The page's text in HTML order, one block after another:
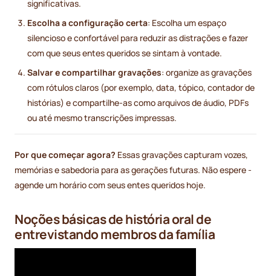
significativas.
Escolha a configuração certa: Escolha um espaço
silencioso e confortável para reduzir as distrações e fazer
com que seus entes queridos se sintam à vontade.
Salvar e compartilhar gravações: organize as gravações
com rótulos claros (por exemplo, data, tópico, contador de
histórias) e compartilhe-as como arquivos de áudio, PDFs
ou até mesmo transcrições impressas.
Por que começar agora? Essas gravações capturam vozes,
memórias e sabedoria para as gerações futuras. Não espere -
agende um horário com seus entes queridos hoje.
Noções básicas de história oral de
entrevistando membros da família